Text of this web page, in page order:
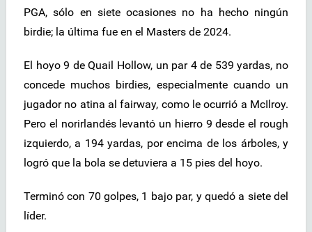
PGA, sólo en siete ocasiones no ha hecho ningún
birdie; la última fue en el Masters de 2024.
El hoyo 9 de Quail Hollow, un par 4 de 539 yardas, no
concede muchos birdies, especialmente cuando un
jugador no atina al fairway, como le ocurrió a McIlroy.
Pero el norirlandés levantó un hierro 9 desde el rough
izquierdo, a 194 yardas, por encima de los árboles, y
logró que la bola se detuviera a 15 pies del hoyo.
Terminó con 70 golpes, 1 bajo par, y quedó a siete del
líder.